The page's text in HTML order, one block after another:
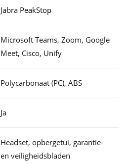
Jabra PeakStop
Microsoft Teams, Zoom, Google
Meet, Cisco, Unify
Polycarbonaat (PC), ABS
Ja
Headset, opbergetui, garantie-
en veiligheidsbladen